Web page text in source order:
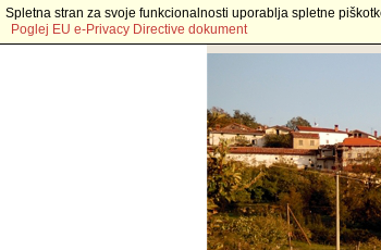
Spletna stran za svoje funkcionalnosti uporablja spletne
Poglej EU e-Privacy Directive dokument